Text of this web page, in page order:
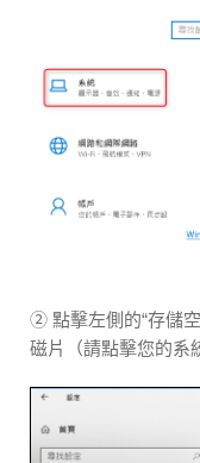
② 點擊左側的“存儲
磁片（請點擊您的系